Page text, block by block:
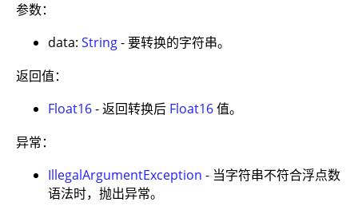
参数：
data: String- 要转换的字符串。
返回值：
Float16- 返回转换后 Float16值。
异常：
IllegalArgumentException - 当字符串不符合浮点数
语法时，抛出异常。